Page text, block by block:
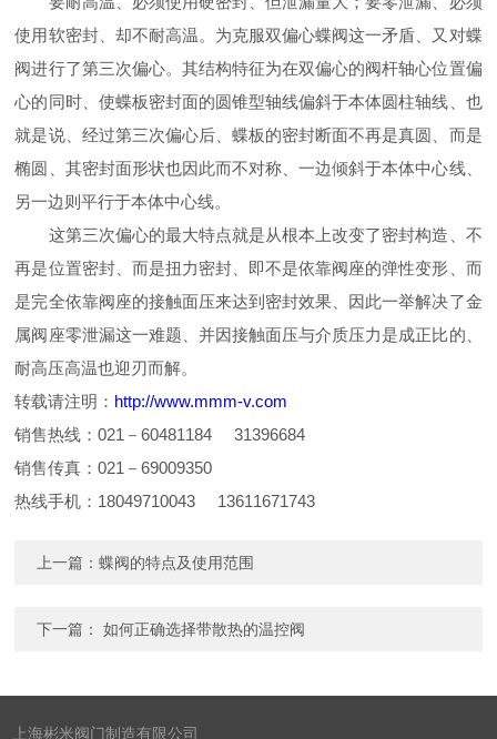
使用软密封、却不耐高温。为克服双偏心蝶阀这一矛盾、又对蝶
阀进行了第三次偏心。其结构特征为在双偏心的阀杆轴心位置偏
心的同时、使蝶板密封面的圆锥型轴线偏斜于本体圆柱轴线、也
就是说、经过第三次偏心后、蝶板的密封断面不再是真圆、而是
椭圆、其密封面形状也因此而不对称、一边倾斜于本体中心线、
另一边则平行于本体中心线。
这第三次偏心的最大特点就是从根本上改变了密封构造、不
再是位置密封、而是扭力密封、即不是依靠阀座的弹性变形、而
是完全依靠阀座的接触面压来达到密封效果、因此一举解决了金
属阀座零泄漏这一难题、并因接触面压与介质压力是成正比的、
耐高压高温也迎刃而解。
转载请注明： http://www.mmm-v.com
销售热线：021－60481184 31396684
销售传真：021－69009350
热线手机：18049710043 13611671743
上一篇：蝶阀的特点及使用范围
下一篇：如何正确选择带散热的温控阀
上海彬米阀门制造有限公司